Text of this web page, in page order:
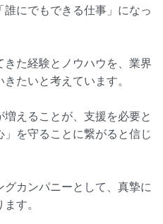
にでもできる仕事」になっ
た経験とノウハウを、業界
たいと考えています。
えることが、支援を必要と
を守ることに繋がると信じ
カンパニーとして、真摯に
す。